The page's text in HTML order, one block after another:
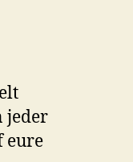
jeder
eure